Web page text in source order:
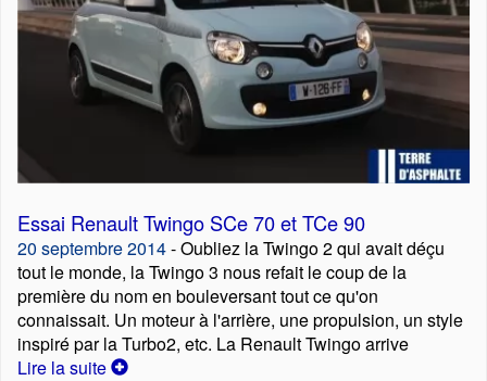
Essai Renault Twingo SCe 70 et TCe 90
20 septembre 2014- Oubliez la Twingo 2 qui avait déçu
tout le monde, la Twingo 3 nous refait le coup de la
première du nom en bouleversant tout ce qu'on
connaissait. Un moteur à l'arrière, une propulsion, un style
inspiré par la Turbo2, etc. La Renault Twingo arrive
Lire la suite